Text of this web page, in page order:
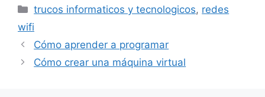
Categorías
trucos informaticos y tecnologicos, redes
wifi
Cómo aprender a programar
Cómo crear una máquina virtual